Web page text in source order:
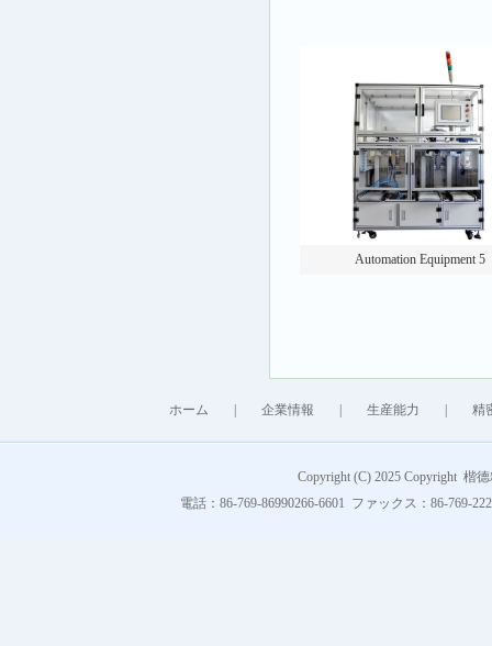
Automation Equipment 5
ホーム 企業情報 生産能力 精
Copyright (C) 2025 Copyright 楷
電話：86-769-86990266-6601 ファックス：86-769-